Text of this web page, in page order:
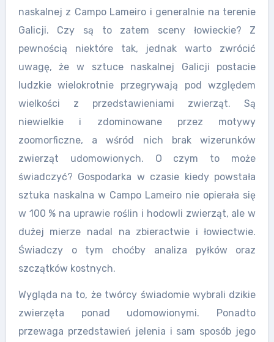
naskalnej z Campo Lameiro i generalnie na terenie
Galicji. Czy są to zatem sceny łowieckie? Z
pewnością niektóre tak, jednak warto zwrócić
uwagę, że w sztuce naskalnej Galicji postacie
ludzkie wielokrotnie przegrywają pod względem
wielkości z przedstawieniami zwierząt. Są
niewielkie i zdominowane przez motywy
zoomorficzne, a wśród nich brak wizerunków
zwierząt udomowionych. O czym to może
świadczyć? Gospodarka w czasie kiedy powstała
sztuka naskalna w Campo Lameiro nie opierała się
w 100 % na uprawie roślin i hodowli zwierząt, ale w
dużej mierze nadal na zbieractwie i łowiectwie.
Świadczy o tym choćby analiza pyłków oraz
szczątków kostnych.
Wygląda na to, że twórcy świadomie wybrali dzikie
zwierzęta ponad udomowionymi. Ponadto
przewaga przedstawień jelenia i sam sposób jego